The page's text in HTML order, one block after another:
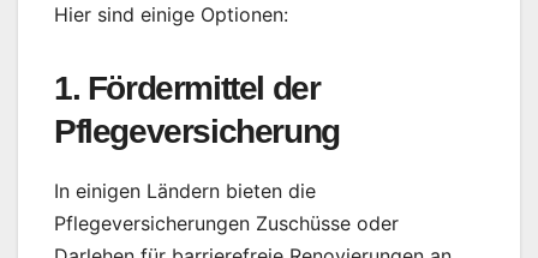
Hier sind einige Optionen:
1. Fördermittel der
Pflegeversicherung
In einigen Ländern bieten die
Pflegeversicherungen Zuschüsse oder